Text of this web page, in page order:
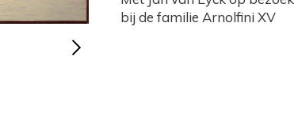
bij de familie Arnolfini XV